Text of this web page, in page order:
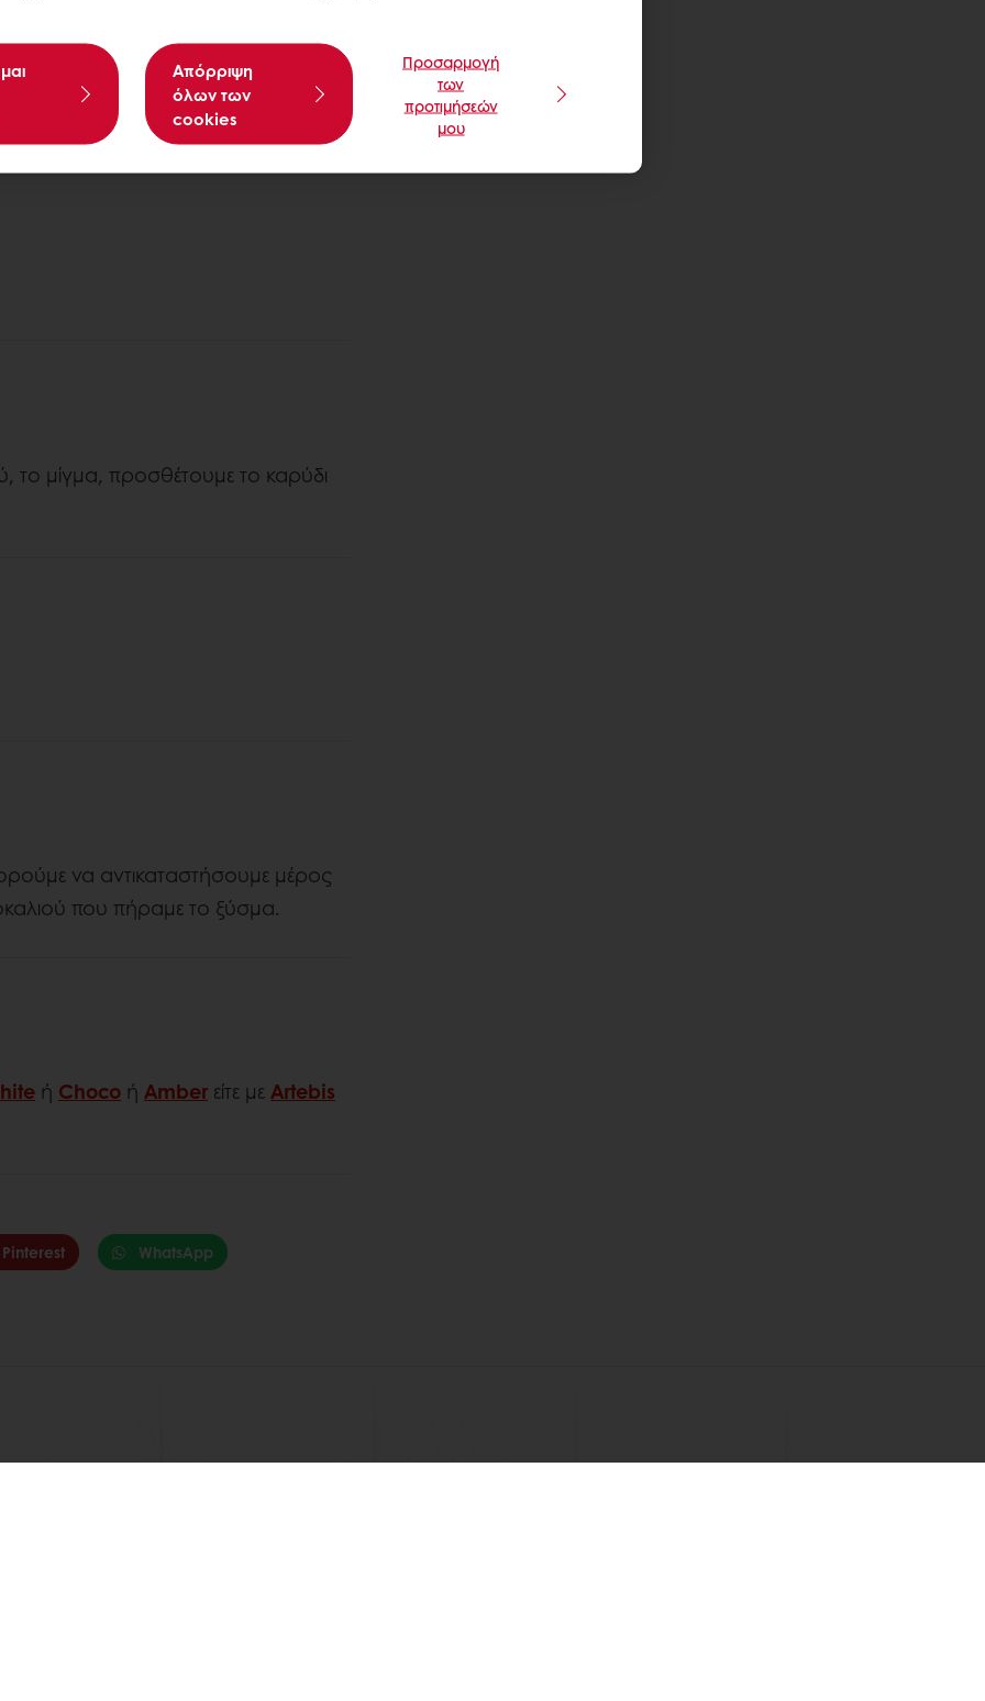
καρύδι.
μίγμα, προσθέτουμε το καρύδι
να αντικαταστήσουμε μέρος
που πήραμε το ξύσμα.
ή Choco ή Amber είτε μεArtebis
Pinterest WhatsApp
Aπόρριψη
όλων των
cookies
Προσαρμογή
των
προτιμήσεών
μου